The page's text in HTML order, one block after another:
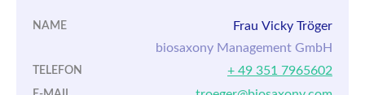
NAME
Frau Vicky Tröger
biosaxony Management GmbH
TELEFON + 49 351 7965602